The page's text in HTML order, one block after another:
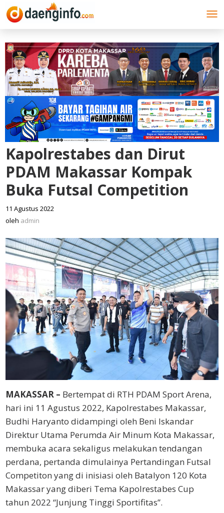
Lewati
ke
Kapolrestabes dan Dirut
PDAM Makassar Kompak
Buka Futsal Competition
11 Agustus 2022
oleh admin
MAKASSAR – Bertempat di RTH PDAM Sport Arena,
hari ini 11 Agustus 2022, Kapolrestabes Makassar,
Budhi Haryanto didampingi oleh Beni Iskandar
Direktur Utama Perumda Air Minum Kota Makassar,
membuka acara sekaligus melakukan tendangan
perdana, pertanda dimulainya Pertandingan Futsal
Competiton yang di inisiasi oleh Batalyon 120 Kota
Makassar yang diberi Tema Kapolrestabes Cup
tahun 2022 “Junjung Tinggi Sportifitas”.